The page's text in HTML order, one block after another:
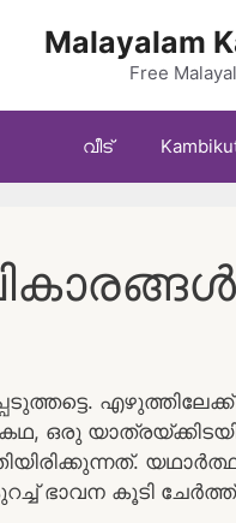
Malayalam
Free
വീട്
ഭാവന കൂടി